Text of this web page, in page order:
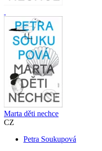
Marta děti nechce
CZ
Petra Soukupová